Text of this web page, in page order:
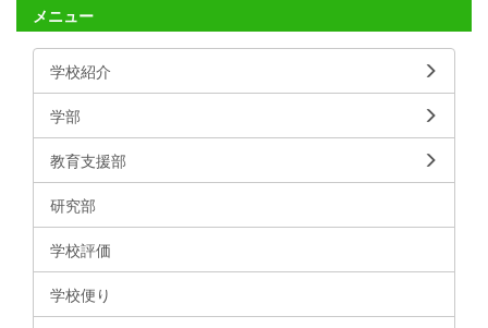
メニュー
学校紹介
学部
教育支援部
研究部
学校評価
学校便り